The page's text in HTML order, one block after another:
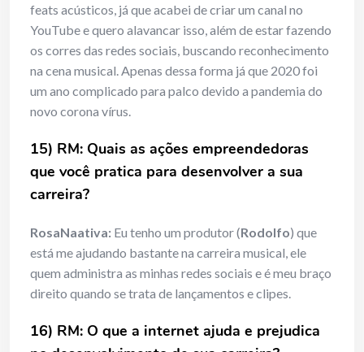
feats acústicos, já que acabei de criar um canal no
YouTube e quero alavancar isso, além de estar fazendo
os corres das redes sociais, buscando reconhecimento
na cena musical. Apenas dessa forma já que 2020 foi
um ano complicado para palco devido a pandemia do
novo corona vírus.
15) RM: Quais as ações empreendedoras
que você pratica para desenvolver a sua
carreira?
RosaNaativa: Eu tenho um produtor (Rodolfo) que
está me ajudando bastante na carreira musical, ele
quem administra as minhas redes sociais e é meu braço
direito quando se trata de lançamentos e clipes.
16) RM: O que a internet ajuda e prejudica